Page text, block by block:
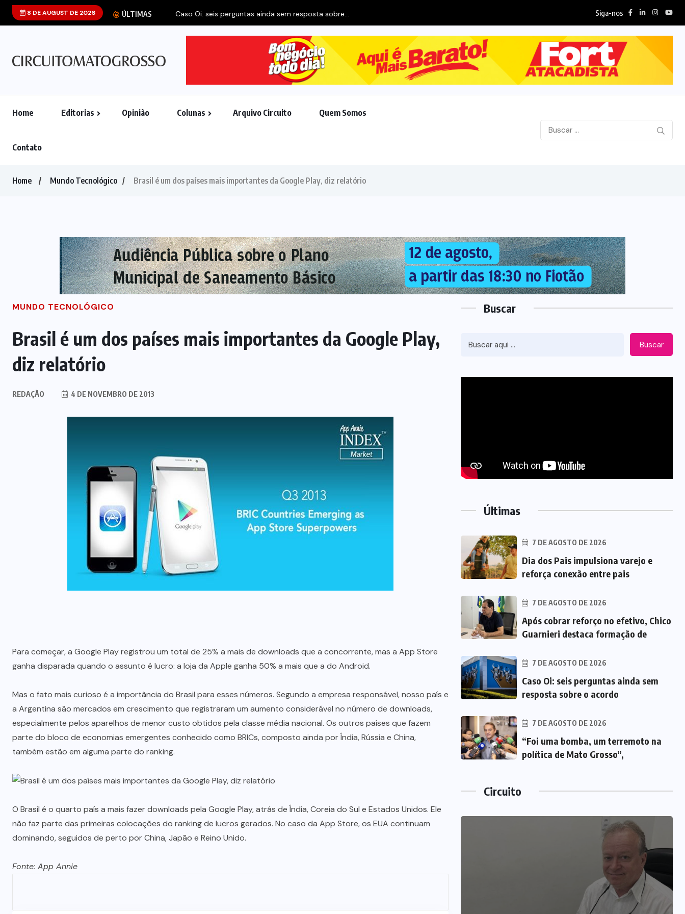
8 DE AUGUST DE 2026 ÚLTIMAS Caso Oi: seis perguntas ainda sem resposta sobre... Siga-nos
Home Editorias Opinião Colunas Arquivo Circuito Quem Somos
Contato
Home Mundo Tecnológico Brasil é um dos países mais importantes da Google Play, diz relatório
MUNDO TECNOLÓGICO
Brasil é um dos países mais importantes da Google Play,
diz relatório
REDAÇÃO 4 DE NOVEMBRO DE 2013
Para começar, a Google Play registrou um total de 25% a mais de downloads que a concorrente, mas a App Store
ganha disparada quando o assunto é lucro: a loja da Apple ganha 50% a mais que a do Android.
Mas o fato mais curioso é a importância do Brasil para esses números. Segundo a empresa responsável, nosso país e
a Argentina são mercados em crescimento que registraram um aumento considerável no número de downloads,
especialmente pelos aparelhos de menor custo obtidos pela classe média nacional. Os outros países que fazem
parte do bloco de economias emergentes conhecido como BRICs, composto ainda por Índia, Rússia e China,
também estão em alguma parte do ranking.
O Brasil é o quarto país a mais fazer downloads pela Google Play, atrás de Índia, Coreia do Sul e Estados Unidos. Ele
não faz parte das primeiras colocações do ranking de lucros gerados. No caso da App Store, os EUA continuam
dominando, seguidos de perto por China, Japão e Reino Unido.
Fonte: App Annie
Buscar
Buscar
Últimas
7 DE AGOSTO DE 2026
Dia dos Pais impulsiona varejo e
reforça conexão entre pais
7 DE AGOSTO DE 2026
Após cobrar reforço no efetivo, Chico
Guarnieri destaca formação de
7 DE AGOSTO DE 2026
Caso Oi: seis perguntas ainda sem
resposta sobre o acordo
7 DE AGOSTO DE 2026
“Foi uma bomba, um terremoto na
política de Mato Grosso”,
Circuito